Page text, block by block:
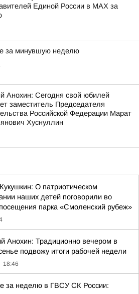
Единой России в МАХ за
за минувшую неделю
Анохин: Сегодня свой юбилей
заместитель Председателя
Российской Федерации Марат
Хуснуллин
О патриотическом
наших детей поговорили во
парка «Смоленский рубеж»
Анохин: Традиционно вечером в
подвожу итоги рабочей недели
18:46
за неделю в ГВСУ СК России: